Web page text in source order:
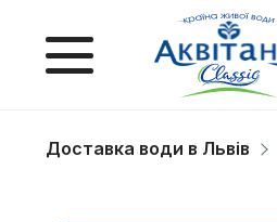
Доставка води в Львів